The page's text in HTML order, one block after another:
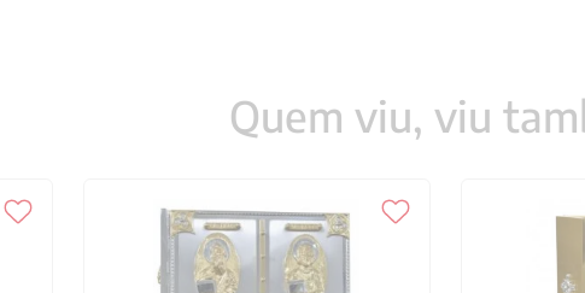
Quem viu, viu